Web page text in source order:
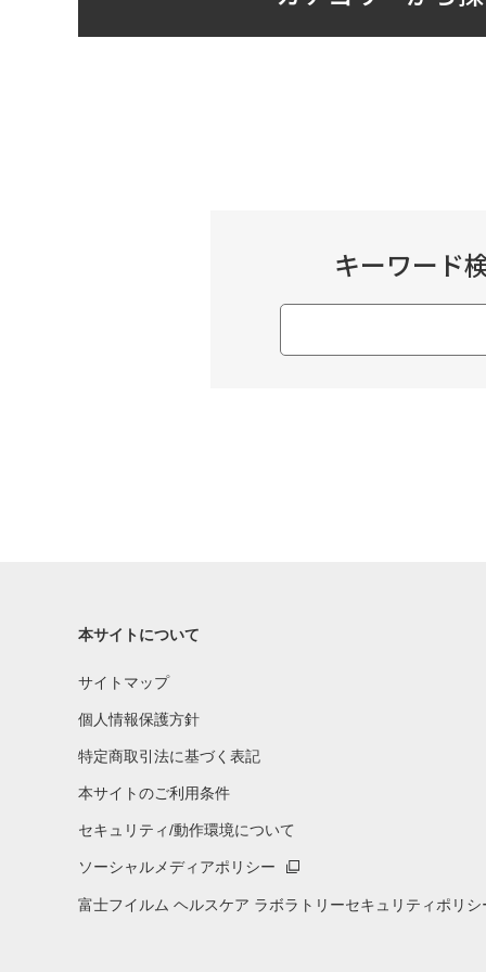
キーワード
本サイトについて
サイトマップ
個人情報保護方針
特定商取引法に基づく表記
本サイトのご利用条件
セキュリティ/動作環境について
ソーシャルメディアポリシー
富士フイルム ヘルスケア ラボラトリーセキュリティポリシ